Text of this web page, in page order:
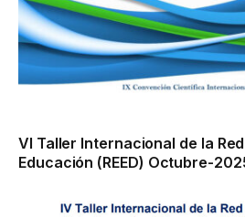
VI Taller Internacional de la
Educación (REED) Octubre-